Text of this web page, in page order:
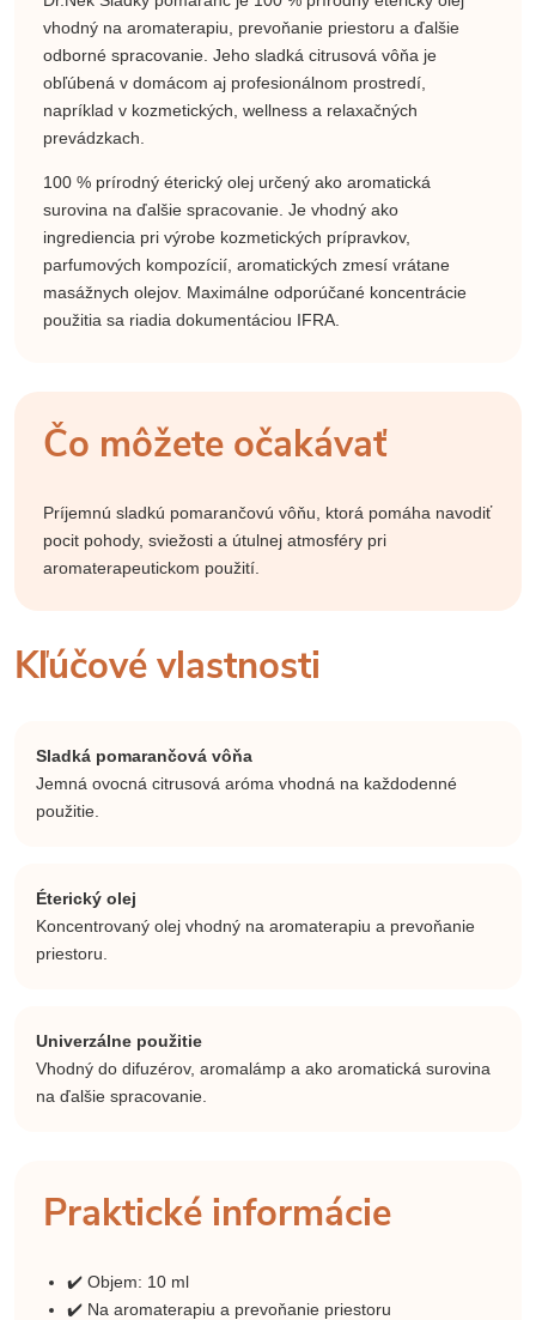
vhodný na aromaterapiu, prevoňanie priestoru a ďalšie
odborné spracovanie. Jeho sladká citrusová vôňa je
obľúbená v domácom aj profesionálnom prostredí,
napríklad v kozmetických, wellness a relaxačných
prevádzkach.
100 % prírodný éterický olej určený ako aromatická
surovina na ďalšie spracovanie. Je vhodný ako
ingrediencia pri výrobe kozmetických prípravkov,
parfumových kompozícií, aromatických zmesí vrátane
masážnych olejov. Maximálne odporúčané koncentrácie
použitia sa riadia dokumentáciou IFRA.
Čo môžete očakávať
Príjemnú sladkú pomarančovú vôňu, ktorá pomáha navodiť
pocit pohody, sviežosti a útulnej atmosféry pri
aromaterapeutickom použití.
Kľúčové vlastnosti
Sladká pomarančová vôňa
Jemná ovocná citrusová aróma vhodná na každodenné
použitie.
Éterický olej
Koncentrovaný olej vhodný na aromaterapiu a prevoňanie
priestoru.
Univerzálne použitie
Vhodný do difuzérov, aromalámp a ako aromatická surovina
na ďalšie spracovanie.
Praktické informácie
✔️ Objem: 10 ml
✔️ Na aromaterapiu a prevoňanie priestoru